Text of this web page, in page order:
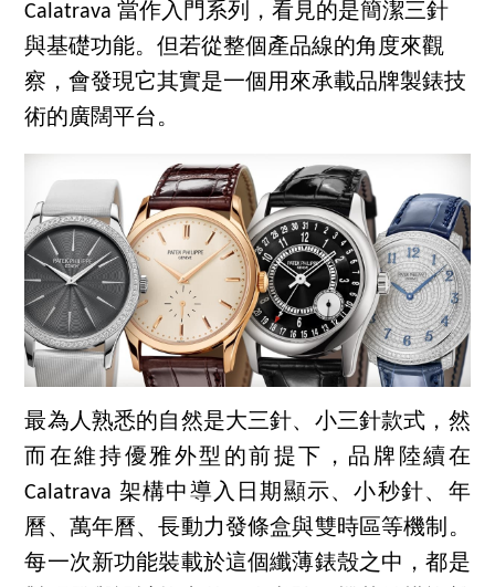
Calatrava 當作入門系列，看見的是簡潔三針
與基礎功能。但若從整個產品線的角度來觀
察，會發現它其實是一個用來承載品牌製錶技
術的廣闊平台。
最為人熟悉的自然是大三針、小三針款式，然
而在維持優雅外型的前提下，品牌陸續在
Calatrava 架構中導入日期顯示、小秒針、年
曆、萬年曆、長動力發條盒與雙時區等機制。
每一次新功能裝載於這個纖薄錶殼之中，都是